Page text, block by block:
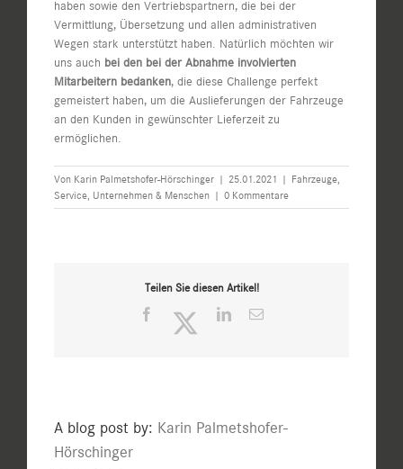
haben sowie den Vertriebspartnern, die bei der
Vermittlung, Übersetzung und allen administrativen
Wegen stark unterstützt haben. Natürlich möchten wir
uns auch bei den bei der Abnahme involvierten
Mitarbeitern bedanken, die diese Challenge perfekt
gemeistert haben, um die Auslieferungen der Fahrzeuge
an den Kunden in gewünschter Lieferzeit zu
ermöglichen.
Von Karin Palmetshofer-Hörschinger | 25.01.2021 | Fahrzeuge,
Service, Unternehmen & Menschen | 0 Kommentare
Teilen Sie diesen Artikel!
Facebook TwitterLinkedIn
E-
A blog post by: Karin Palmetshofer-
Hörschinger